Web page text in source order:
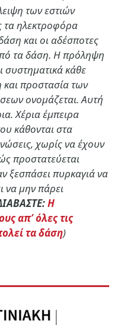
των εστιών
τα ηλεκτροφόρα
και οι αδέσποτες
τα δάση. Η πρόληψη
συστηματικά κάθε
προστασία των
ονομάζεται. Αυτή
Χέρια έμπειρα
κάθονται στα
χωρίς να έχουν
προστατεύεται
ξεσπάσει πυρκαγιά να
να μην πάρει
Η
απ’ όλες τις
τα δάση)